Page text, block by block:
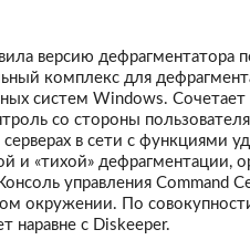
версию дефрагментатора
комплекс для
систем Windows.
со стороны
в сети с функциями
и «тихой» дефрагментации,
управления Command
окружении. По
наравне с Diskeeper.